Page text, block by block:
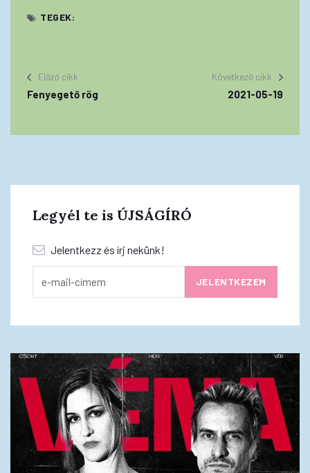
TEGEK:
Előző cikk
Fenyegető rög
Következő cikk
2021-05-19
Legyél te is ÚJSÁGÍRÓ
Jelentkezz és írj nekünk!